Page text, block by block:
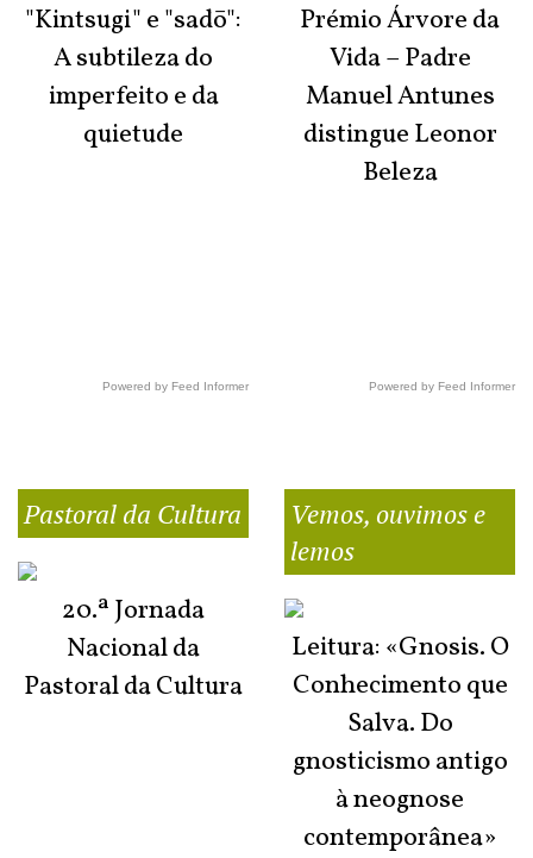
"Kintsugi" e "sadō":
A subtileza do
imperfeito e da
quietude
Powered by Feed Informer
Prémio Árvore da
Vida – Padre
Manuel Antunes
distingue Leonor
Beleza
Powered by Feed Informer
Pastoral da Cultura
20.ª Jornada
Nacional da
Pastoral da Cultura
Vemos, ouvimos e
lemos
Leitura: «Gnosis. O
Conhecimento que
Salva. Do
gnosticismo antigo
à neognose
contemporânea»